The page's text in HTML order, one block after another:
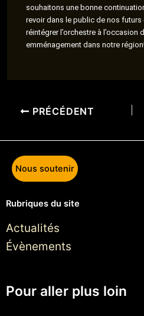
souhaitons une bonne
revoir dans le public de nos futurs
réintégrer l’orchestre à l’occasion
emménagement dans notre région!
PRÉCÉDENT
Nous soutenir
Rubriques du site
Actualités
Évènements
Pour aller plus loin